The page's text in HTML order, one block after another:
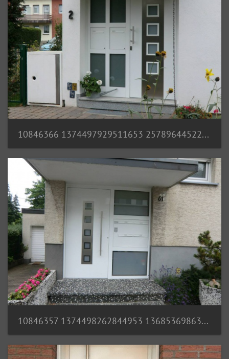
10846366 1374497929511653 2578964452210324590 n
10846357 1374498262844953 1368536986325411464 n